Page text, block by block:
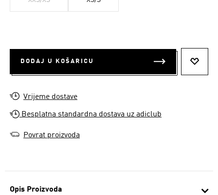
Opis Proizvoda
DODAJ U KOŠARICU
Vrijeme dostave
Besplatna standardna dostava uz adiclub
Povrat proizvoda